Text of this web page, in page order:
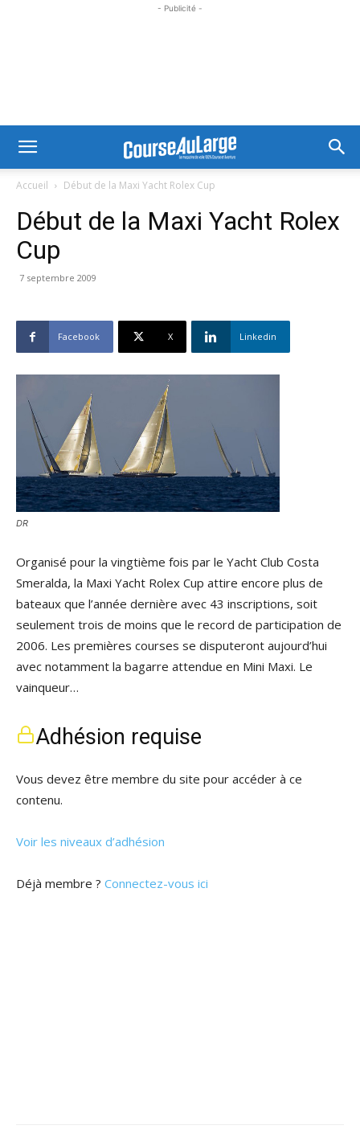
- Publicité -
Accueil Début de la Maxi Yacht Rolex Cup
Début de la Maxi Yacht Rolex
Cup
7 septembre 2009
Facebook X Linkedin
DR
Organisé pour la vingtième fois par le Yacht Club Costa
Smeralda, la Maxi Yacht Rolex Cup attire encore plus de
bateaux que l’année dernière avec 43 inscriptions, soit
seulement trois de moins que le record de participation de
2006. Les premières courses se disputeront aujourd’hui
avec notamment la bagarre attendue en Mini Maxi. Le
vainqueur…
Adhésion requise
Vous devez être membre du site pour accéder à ce
contenu.
Voir les niveaux d’adhésion
Déjà membre ? Connectez-vous ici